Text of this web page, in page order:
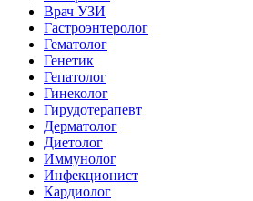
Врач УЗИ
Гастроэнтеролог
Гематолог
Генетик
Гепатолог
Гинеколог
Гирудотерапевт
Дерматолог
Диетолог
Иммунолог
Инфекционист
Кардиолог